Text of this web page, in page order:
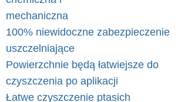
mechaniczna
100% niewidoczne zabezpieczenie
uszczelniające
Powierzchnie będą łatwiejsze do
czyszczenia po aplikacji
Łatwe czyszczenie ptasich